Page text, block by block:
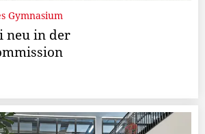
Gymnasium
neu in der